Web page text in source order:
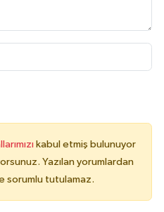
kabul etmiş bulunuyor
Yazılan yorumlardan
sorumlu tutulamaz.